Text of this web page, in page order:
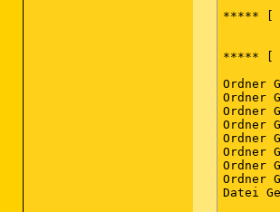
***** [
***** [
Ordner
Ordner
Ordner
Ordner
Ordner
Ordner
Ordner
Ordner
Datei